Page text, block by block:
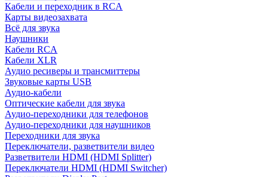
Кабели и переходник в RCA
Карты видеозахвата
Всё для звука
Наушники
Кабели RCA
Кабели XLR
Аудио ресиверы и трансмиттеры
Звуковые карты USB
Аудио-кабели
Оптические кабели для звука
Аудио-переходники для телефонов
Аудио-переходники для наушников
Переходники для звука
Переключатели, разветвители видео
Разветвители HDMI (HDMI Splitter)
Переключатели HDMI (HDMI Switcher)